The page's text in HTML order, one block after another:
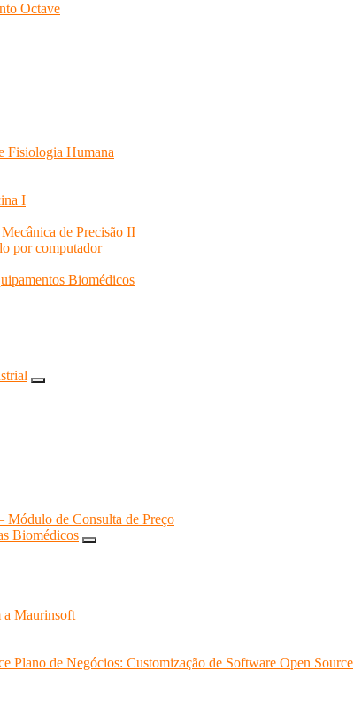
Octave
Fisiologia Humana
I
de Precisão II
por computador
Biomédicos
Módulo de Consulta de Preço
Biomédicos
a Maurinsoft
Plano de Negócios: Customização de Software Open Source